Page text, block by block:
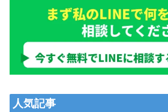
人気記事